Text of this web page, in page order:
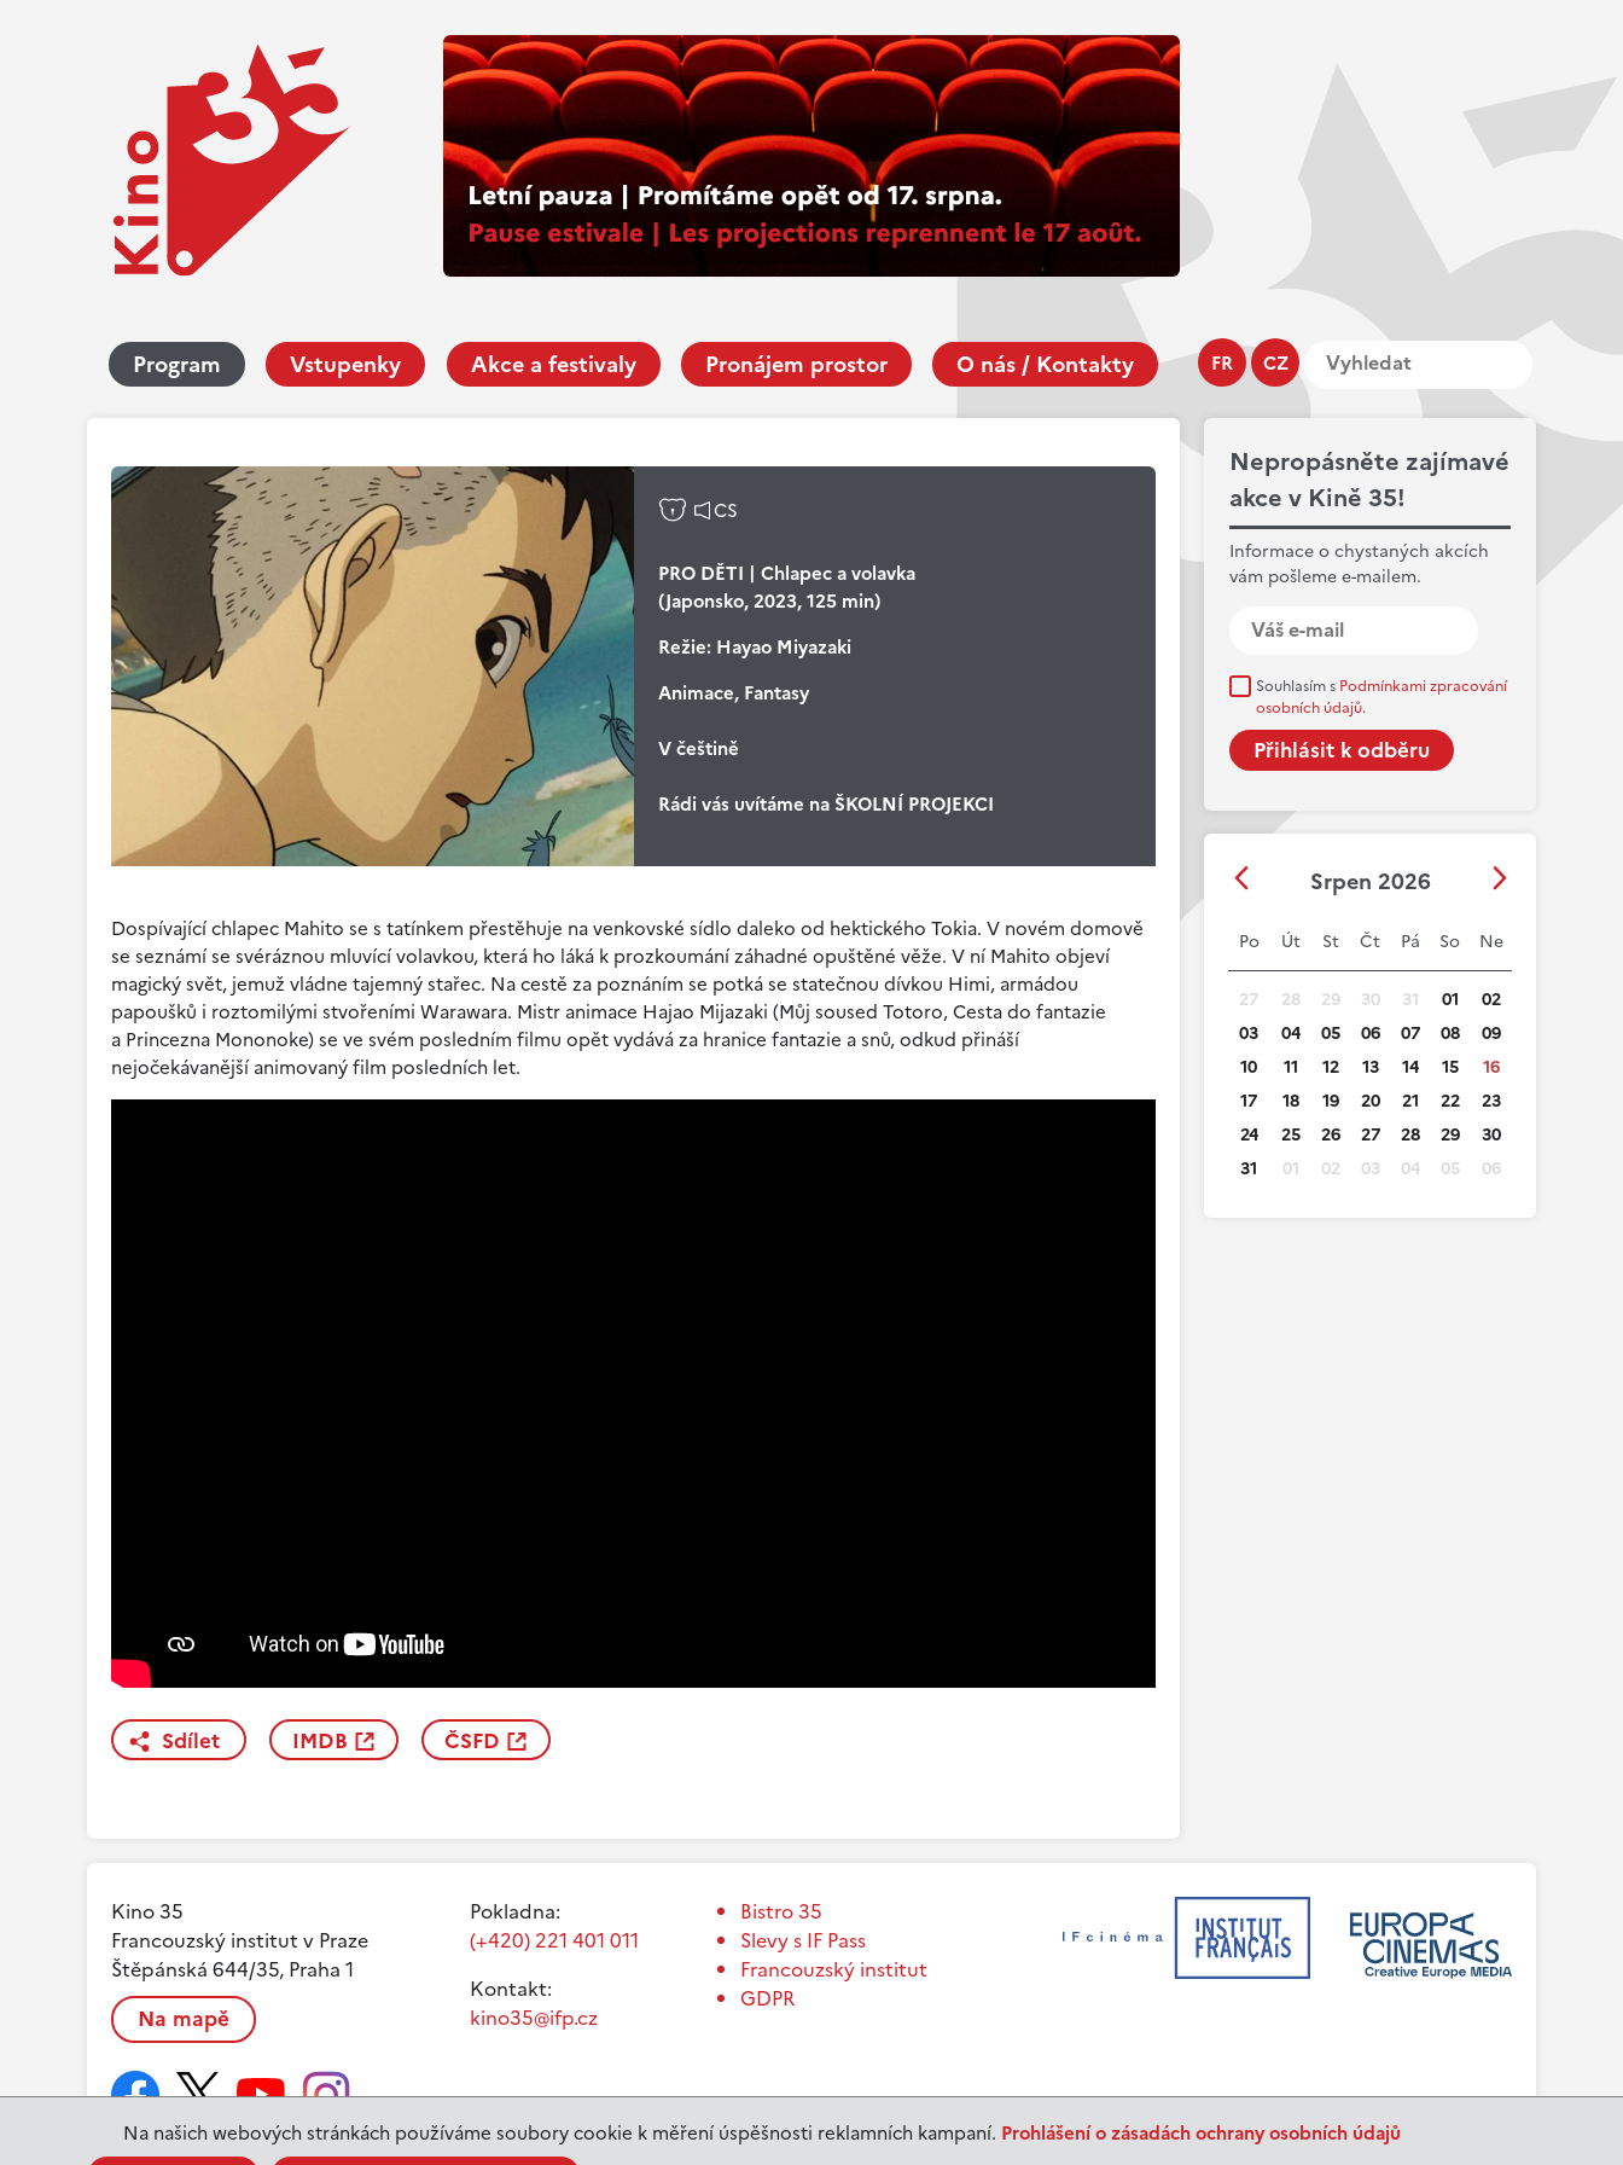
Na našich webových stránkách používáme soubory cookie k měření úspěšnosti reklamních kampaní. Prohlášení o zásadách ochrany osobních údajů
FR CZ
Program Vstupenky Akce a festivaly Pronájem prostor O nás / Kontakty
Nepropásněte zajímavé
akce v Kině 35!
Informace o chystaných akcích
vám pošleme e-mailem.
Souhlasím s Podmínkami zpracování
osobních údajů.
Srpen 2026
Po Út St Čt Pá So Ne
27 28 29 30 31 01
02
03
04 05 06 07 08
09
10
11 12 13 14 15
16
17
18 19 20 21 22
23
24
25 26 27 28 29
30
31
01 02 03 04 05 06
CS
PRO DĚTI | Chlapec a volavka
(Japonsko, 2023, 125 min)
Režie:Hayao Miyazaki
Animace, Fantasy
V češtině
Rádi vás uvítáme na ŠKOLNÍ PROJEKCI
Dospívající chlapec Mahito se s tatínkem přestěhuje na venkovské sídlo daleko od hektického Tokia. V novém domově
se seznámí se svéráznou mluvící volavkou, která ho láká k prozkoumání záhadné opuštěné věže. V ní Mahito objeví
magický svět, jemuž vládne tajemný stařec. Na cestě za poznáním se potká se statečnou dívkou Himi, armádou
papoušků i roztomilými stvořeními Warawara. Mistr animace Hajao Mijazaki (Můj soused Totoro, Cesta do fantazie
a Princezna Mononoke) se ve svém posledním filmu opět vydává za hranice fantazie a snů, odkud přináší
nejočekávanější animovaný film posledních let.
Sdílet IMDB ČSFD
Kino 35
Francouzský institut v Praze
Štěpánská 644/35, Praha 1
Na mapě
Pokladna:
(+420) 221 401 011
Kontakt:
kino35@ifp.cz
Bistro 35
Slevy s IF Pass
Francouzský institut
GDPR